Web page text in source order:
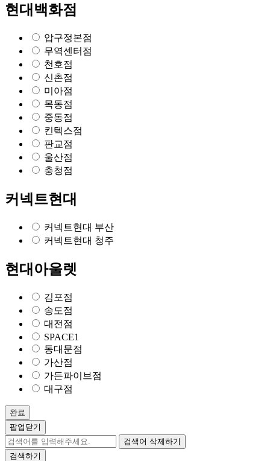
현대백화점
압구정본점
무역센터점
천호점
신촌점
미아점
목동점
중동점
킨텍스점
판교점
울산점
충청점
커넥트현대
커넥트현대 부산
커넥트현대 청주
현대아울렛
김포점
송도점
대전점
SPACE1
동대문점
가산점
가든파이브점
대구점
완료
팝업닫기
검색어 삭제하기
검색하기